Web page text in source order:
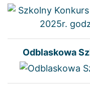
Odblaskowa